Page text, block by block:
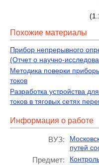
Похожие материалы
Прибор непрерывного
(Отчет о научно-
Методика поверки
токов
Разработка устройства
токов в тяговых сетях
Информация о работе
ВУЗ:
путей
Предмет: